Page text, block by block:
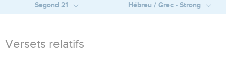
Segond 21 Hébreu / Grec - Strong
Versets relatifs